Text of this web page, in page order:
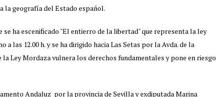
la geografía del Estado español.
ha escenificado "El entierro de la libertad" que representa la ley
las 12.00 h. y se ha dirigido hacia Las Setas por la Avda. de la
Ley Mordaza vulnera los derechos fundamentales y pone en riesgo
Andaluz por la provincia de Sevilla y exdiputada Marina